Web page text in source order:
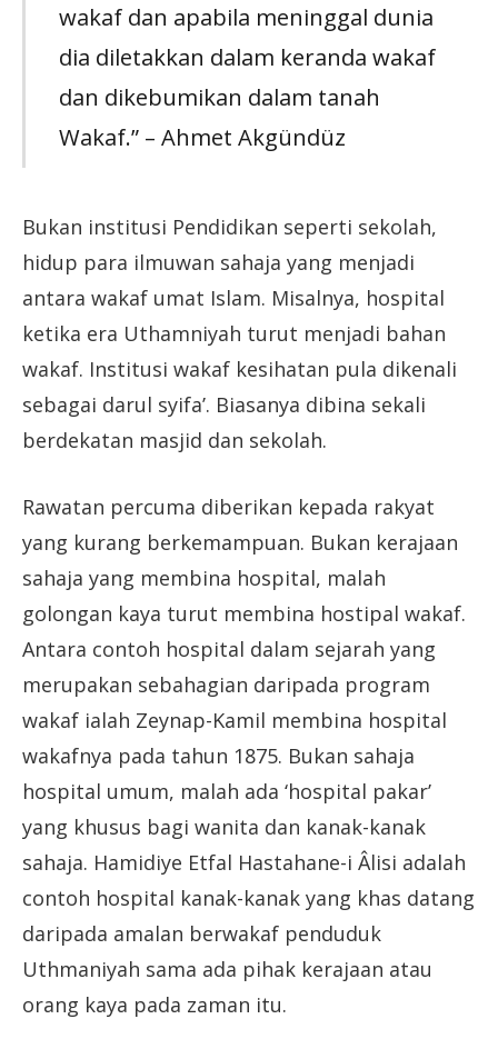
wakaf dan apabila meninggal dunia
dia diletakkan dalam keranda wakaf
dan dikebumikan dalam tanah
Wakaf.” – Ahmet Akgündüz
Bukan institusi Pendidikan seperti sekolah,
hidup para ilmuwan sahaja yang menjadi
antara wakaf umat Islam. Misalnya, hospital
ketika era Uthamniyah turut menjadi bahan
wakaf. Institusi wakaf kesihatan pula dikenali
sebagai darul syifa’. Biasanya dibina sekali
berdekatan masjid dan sekolah.
Rawatan percuma diberikan kepada rakyat
yang kurang berkemampuan. Bukan kerajaan
sahaja yang membina hospital, malah
golongan kaya turut membina hostipal wakaf.
Antara contoh hospital dalam sejarah yang
merupakan sebahagian daripada program
wakaf ialah Zeynap-Kamil membina hospital
wakafnya pada tahun 1875. Bukan sahaja
hospital umum, malah ada ‘hospital pakar’
yang khusus bagi wanita dan kanak-kanak
sahaja. Hamidiye Etfal Hastahane-i Âlisi adalah
contoh hospital kanak-kanak yang khas datang
daripada amalan berwakaf penduduk
Uthmaniyah sama ada pihak kerajaan atau
orang kaya pada zaman itu.